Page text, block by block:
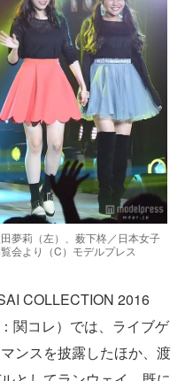
夢莉（左）、薮下柊／日本女子
会より（C）モデルプレス
COLLECTION 2016
関コレ）では、ライブゲ
ンスを披露したほか、渡